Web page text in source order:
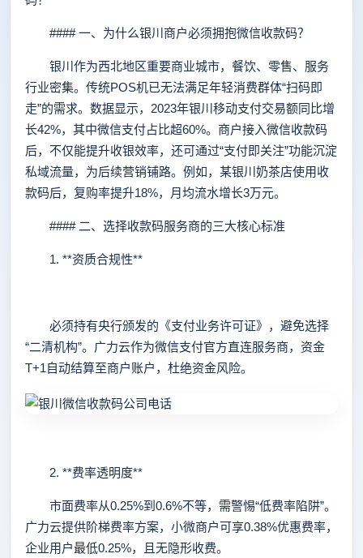
#### 一、为什么银川商户必须拥抱微信收款码？
银川作为西北地区重要商业城市，餐饮、零售、服务
行业密集。传统POS机已无法满足年轻消费群体“扫码即
走”的需求。数据显示，2023年银川移动支付交易额同比增
长42%，其中微信支付占比超60%。商户接入微信收款码
后，不仅能提升收银效率，还可通过“支付即关注”功能沉淀
私域流量，为后续营销铺路。例如，某银川奶茶店使用收
款码后，复购率提升18%，月均流水增长3万元。
#### 二、选择收款码服务商的三大核心标准
1. **资质合规性**
必须持有央行颁发的《支付业务许可证》，避免选择
“二清机构”。广力云作为微信支付官方直连服务商，资金
T+1自动结算至商户账户，杜绝资金风险。
2. **费率透明度**
市面费率从0.25%到0.6%不等，需警惕“低费率陷阱”。
广力云提供阶梯费率方案，小微商户可享0.38%优惠费率，
企业用户最低0.25%，且无隐形收费。